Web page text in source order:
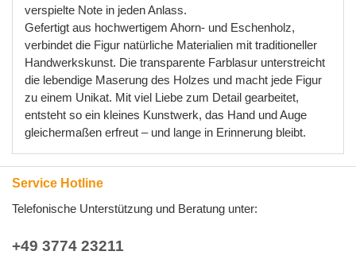
verspielte Note in jedenAnlass.
Gefertigt aus hochwertigem Ahorn- und Eschenholz,
verbindet die Figur natürliche Materialien mit traditioneller
Handwerkskunst. Die transparente Farblasur unterstreicht
die lebendige Maserung des Holzes und macht jede Figur
zu einem Unikat. Mit viel Liebe zum Detail gearbeitet,
entsteht so ein kleines Kunstwerk, das Hand undAuge
gleichermaßen erfreut – und lange in Erinnerung bleibt.
Service Hotline
Telefonische Unterstützung und Beratung unter:
+49 3774 23211